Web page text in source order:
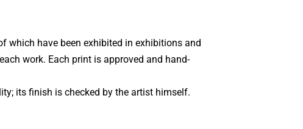
which have been exhibited in exhibitions and
work. Each print is approved and hand-
its finish is checked by the artist himself.